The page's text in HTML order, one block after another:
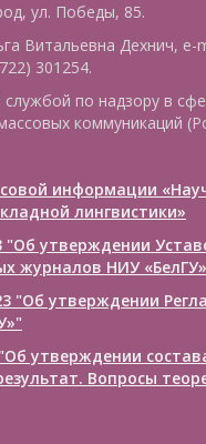
ул. Победы, 85.
Витальевна Дехнич, e-
301254.
по надзору в
коммуникаций
информации
лингвистики»
"Об утверждении
журналов НИУ «БелГУ»
"Об утверждении
утверждении
Вопросы